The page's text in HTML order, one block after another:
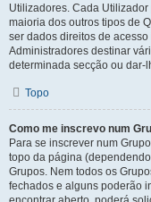
Utilizadores. Cada
maioria dos outros tipos de
ser dados direitos de
Administradores destinar
determinada secção ou dar-
Topo
Como me inscrevo num
Para se inscrever num
topo da página
Grupos. Nem todos os
fechados e alguns poderão